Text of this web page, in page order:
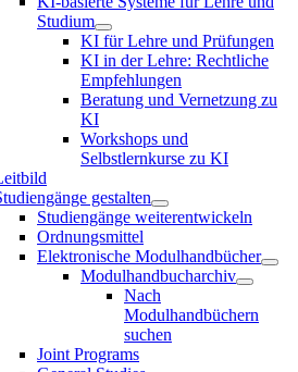
Studium
KI für Lehre und Prüfungen
KI in der Lehre: Rechtliche
Empfehlungen
Beratung und Vernetzung zu
KI
Workshops und
Selbstlernkurse zu KI
gestalten
Studiengänge weiterentwickeln
Ordnungsmittel
Elektronische Modulhandbücher
Modulhandbucharchiv
Nach
Modulhandbüchern
suchen
Joint Programs